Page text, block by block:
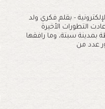
- بقلم فكري ولد
التطورات الأخيرة
بمدينة سبتة، وما رافقها
عدد من